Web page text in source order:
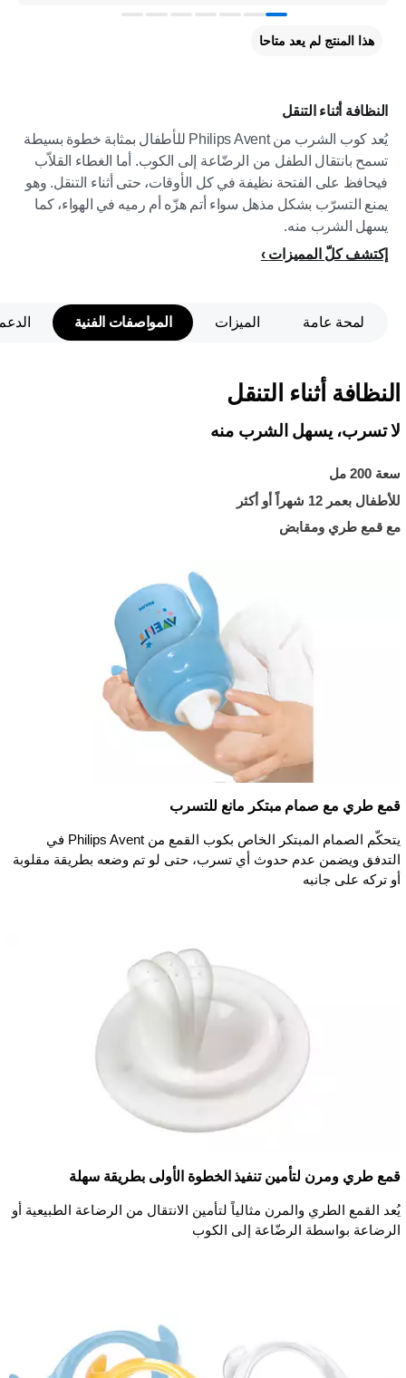
النظافة أثناء التنقل
يُعد كوب الشرب من Philips Avent للأطفال بمثابة خطوة بسيطة
تسمح بانتقال الطفل من الرضّاعة إلى الكوب. أما الغطاء القلاّب
فيحافظ على الفتحة نظيفة في كل الأوقات، حتى أثناء التنقل. وهو
يمنع التسرّب بشكل مذهل سواء أتم هزّه أم رميه في الهواء، كما
يسهل الشرب منه.
إكتشف كلّ المميزات
هذا المنتج لم يعد متاحا
لمحة عامة الميزات المواصفات الفنية
النظافة أثناء التنقل
لا تسرب، يسهل الشرب منه
سعة 200 مل
للأطفال بعمر 12 شهراً أو أكثر
مع قمع طري ومقابض
قمع طري مع صمام مبتكر مانع للتسرب
يتحكّم الصمام المبتكر الخاص بكوب القمع من Philips Avent في
التدفق ويضمن عدم حدوث أي تسرب، حتى لو تم وضعه بطريقة مقلوبة
أو تركه على جانبه
قمع طري ومرن لتأمين تنفيذ الخطوة الأولى بطريقة سهلة
يُعد القمع الطري والمرن مثالياً لتأمين الانتقال من الرضاعة الطبيعية أو
الرضاعة بواسطة الرضّاعة إلى الكوب